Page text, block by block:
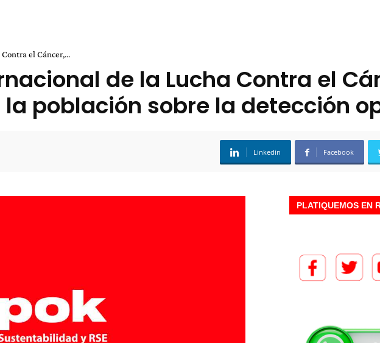
el Cáncer,...
de la Lucha Contra el
población sobre la detección
Linkedin Facebook
PLATIQUEMOS EN